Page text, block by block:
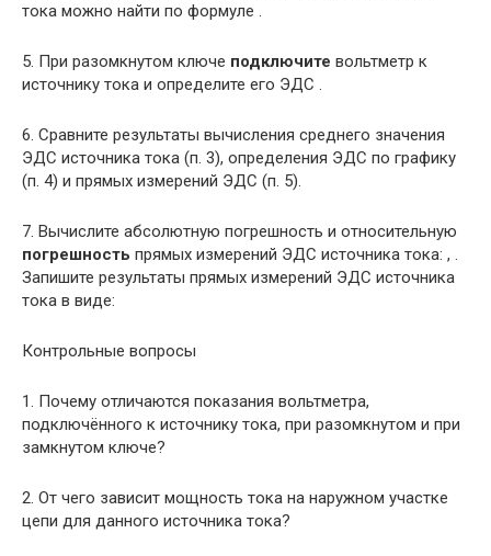
тока можно найти по формуле .
5. При разомкнутом ключе подключите вольтметр к
источнику тока и определите его ЭДС .
6. Сравните результаты вычисления среднего значения
ЭДС источника тока (п. 3), определения ЭДС по графику
(п. 4) и прямых измерений ЭДС (п. 5).
7. Вычислите абсолютную погрешность и относительную
погрешность прямых измерений ЭДС источника тока: , .
Запишите результаты прямых измерений ЭДС источника
тока в виде:
Контрольные вопросы
1. Почему отличаются показания вольтметра,
подключённого к источнику тока, при разомкнутом и при
замкнутом ключе?
2. От чего зависит мощность тока на наружном участке
цепи для данного источника тока?